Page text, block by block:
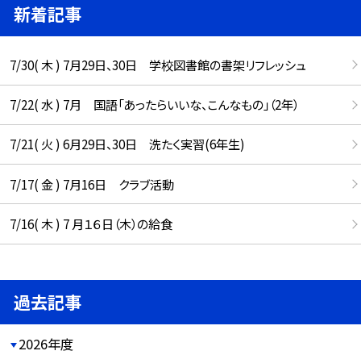
新着記事
7/30( 木 ) 7月29日、30日 学校図書館の書架リフレッシュ
7/22( 水 ) 7月 国語「あったらいいな、こんなもの」（2年）
7/21( 火 ) 6月29日、30日 洗たく実習(6年生)
7/17( 金 ) 7月16日 クラブ活動
7/16( 木 ) 7 月１６日（木）の給食
過去記事
2026年度